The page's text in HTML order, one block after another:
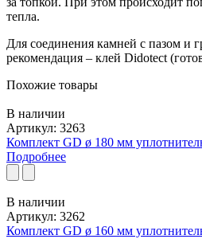
тепла.
Для соединения камней с пазом и
рекомендация – клей Didotect
Похожие товары
В наличии
Артикул: 3263
Комплект GD ø 180 мм
Подробнее
В наличии
Артикул: 3262
Комплект GD ø 160 мм